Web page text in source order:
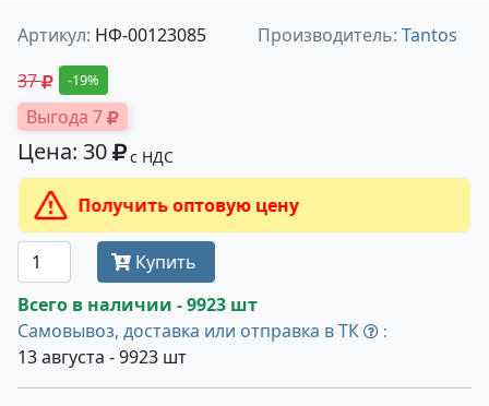
Артикул: НФ-00123085 Производитель: Tantos
37
-19%
Выгода 7
Цена: 30 с НДС
Получить оптовую цену
Купить
Всего в наличии - 9923 шт
Самовывоз, доставка или отправка в ТК
:
13 августа - 9923 шт